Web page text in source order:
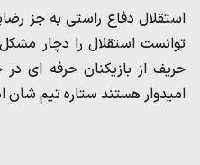
استقلال دفاع راستی به جز
توانست استقلال را دچار
حریف از بازیکنان حرفه ای
امیدوار هستند ستاره تیم